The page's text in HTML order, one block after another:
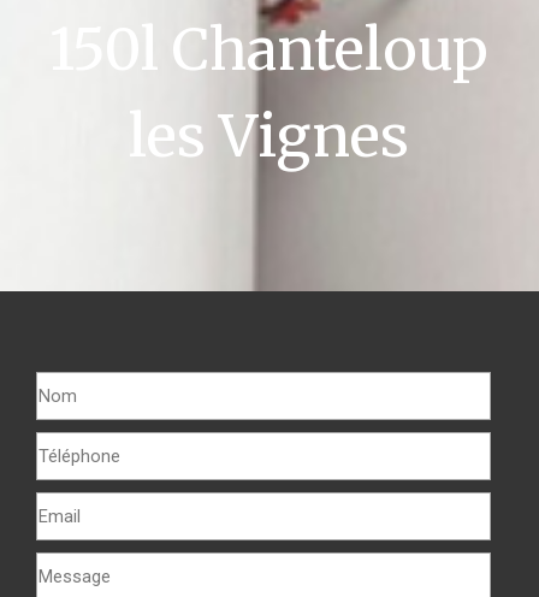
150l Chanteloup
les Vignes